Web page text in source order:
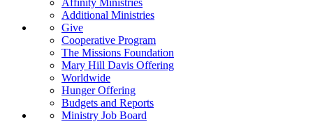
Additional Ministries
Give
Cooperative Program
The Missions Foundation
Mary Hill Davis Offering
Worldwide
Hunger Offering
Budgets and Reports
Ministry Job Board